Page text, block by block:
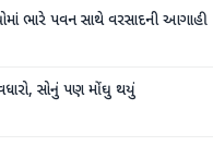
ભારે પવન સાથે વરસાદની આગાહી
સોનું પણ મોંઘુ થયું